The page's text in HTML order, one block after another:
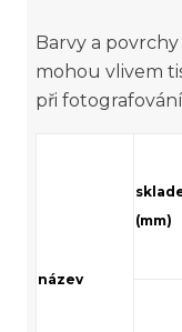
Barvy a
mohou vlivem
při
název
(mm)